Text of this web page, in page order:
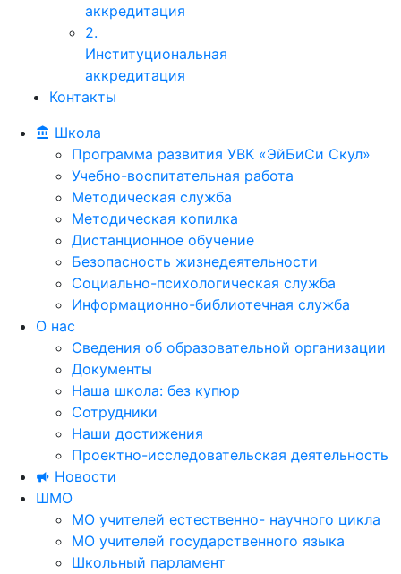
аккредитация
2.
Институциональная
аккредитация
Контакты
Школа
Программа развития УВК «ЭйБиСи Скул»
Учебно-воспитательная работа
Методическая служба
Методическая копилка
Дистанционное обучение
Безопасность жизнедеятельности
Социально-психологическая служба
Информационно-библиотечная служба
О нас
Сведения об образовательной организации
Документы
Наша школа: без купюр
Сотрудники
Наши достижения
Проектно-исследовательская деятельность
Новости
ШМО
МО учителей естественно- научного цикла
МО учителей государственного языка
Школьный парламент